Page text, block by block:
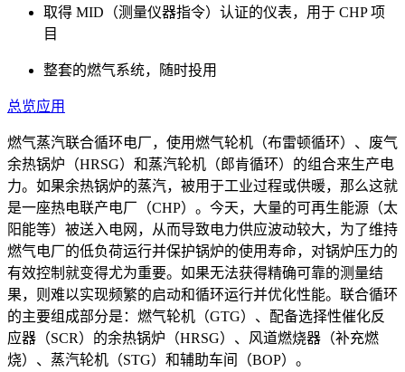
取得 MID（测量仪器指令）认证的仪表，用于 CHP 项
目
整套的燃气系统，随时投用
总览应用
燃气蒸汽联合循环电厂，使用燃气轮机（布雷顿循环）、废气
余热锅炉（HRSG）和蒸汽轮机（郎肯循环）的组合来生产电
力。如果余热锅炉的蒸汽，被用于工业过程或供暖，那么这就
是一座热电联产电厂（CHP）。今天，大量的可再生能源（太
阳能等）被送入电网，从而导致电力供应波动较大，为了维持
燃气电厂的低负荷运行并保护锅炉的使用寿命，对锅炉压力的
有效控制就变得尤为重要。如果无法获得精确可靠的测量结
果，则难以实现频繁的启动和循环运行并优化性能。联合循环
的主要组成部分是：燃气轮机（GTG）、配备选择性催化反
应器（SCR）的余热锅炉（HRSG）、风道燃烧器（补充燃
烧）、蒸汽轮机（STG）和辅助车间（BOP）。